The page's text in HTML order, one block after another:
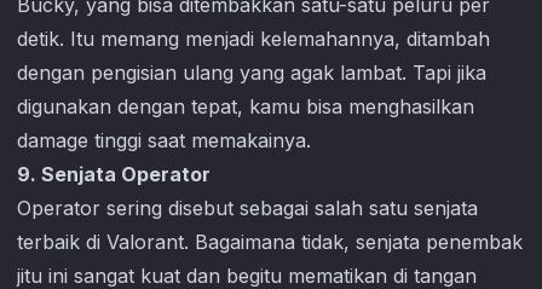
Bucky, yang bisa ditembakkan satu-satu peluru per
detik. Itu memang menjadi kelemahannya, ditambah
dengan pengisian ulang yang agak lambat. Tapi jika
digunakan dengan tepat, kamu bisa menghasilkan
damage tinggi saat memakainya.
9. Senjata Operator
Operator sering disebut sebagai salah satu senjata
terbaik di Valorant. Bagaimana tidak, senjata penembak
jitu ini sangat kuat dan begitu mematikan di tangan